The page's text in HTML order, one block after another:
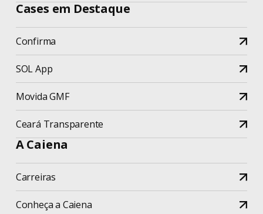
Cases em Destaque
Confirma
SOL App
Movida GMF
Ceará Transparente
A Caiena
Carreiras
Conheça a Caiena